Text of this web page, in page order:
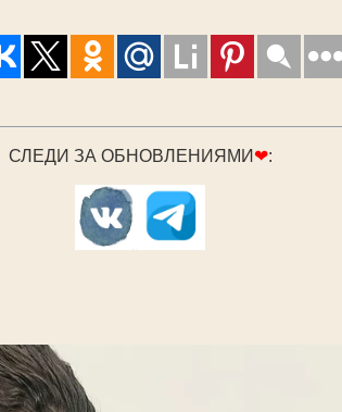
СЛЕДИ ЗА ОБНОВЛЕНИЯМИ ❤: